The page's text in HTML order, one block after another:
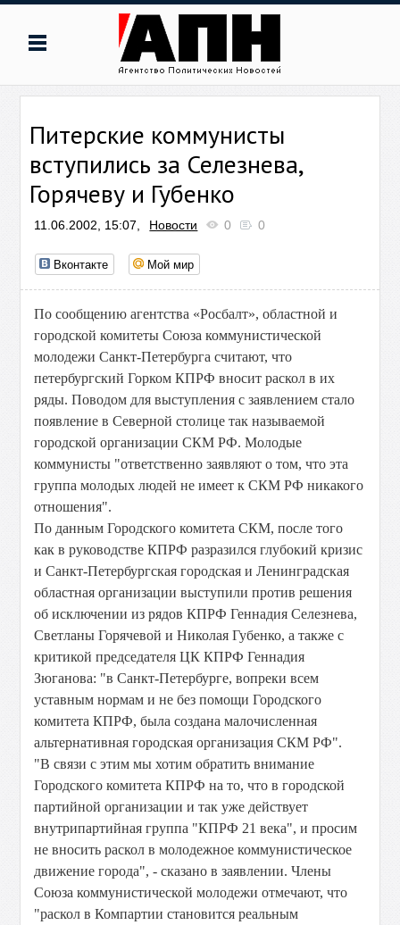
Питерские коммунисты
вступились за Селезнева,
Горячеву и Губенко
11.06.2002, 15:07, Новости 0 0
Вконтакте Мой мир
По сообщению агентства «Росбалт», областной и
городской комитеты Союза коммунистической
молодежи Санкт-Петербурга считают, что
петербургский Горком КПРФ вносит раскол в их
ряды. Поводом для выступления с заявлением стало
появление в Северной столице так называемой
городской организации СКМ РФ. Молодые
коммунисты "ответственно заявляют о том, что эта
группа молодых людей не имеет к СКМ РФ никакого
отношения".
По данным Городского комитета СКМ, после того
как в руководстве КПРФ разразился глубокий кризис
и Санкт-Петербургская городская и Ленинградская
областная организации выступили против решения
об исключении из рядов КПРФ Геннадия Селезнева,
Светланы Горячевой и Николая Губенко, а также с
критикой председателя ЦК КПРФ Геннадия
Зюганова: "в Санкт-Петербурге, вопреки всем
уставным нормам и не без помощи Городского
комитета КПРФ, была создана малочисленная
альтернативная городская организация СКМ РФ".
"В связи с этим мы хотим обратить внимание
Городского комитета КПРФ на то, что в городской
партийной организации и так уже действует
внутрипартийная группа "КПРФ 21 века", и просим
не вносить раскол в молодежное коммунистическое
движение города", - сказано в заявлении. Члены
Союза коммунистической молодежи отмечают, что
"раскол в Компартии становится реальным